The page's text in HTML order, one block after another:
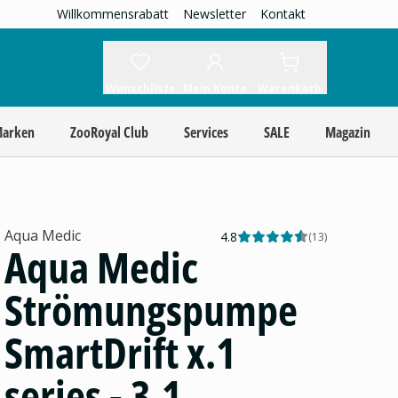
Willkommensrabatt Newsletter Kontakt
ZooRoyal Club Services SALE Magazin
Aqua Medic 4.8 (13)
Aqua Medic
Strömungspumpe
SmartDrift x.1